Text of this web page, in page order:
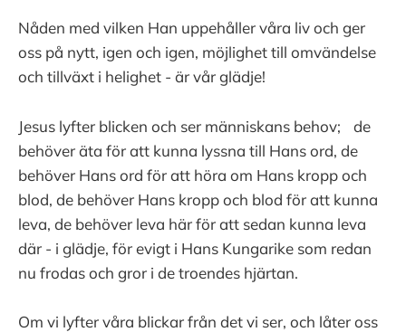
Nåden med vilken Han uppehåller våra liv och ger
oss på nytt, igen och igen, möjlighet till omvändelse
och tillväxt i helighet - är vår glädje!
Jesus lyfter blicken och ser människans behov; de
behöver äta för att kunna lyssna till Hans ord, de
behöver Hans ord för att höra om Hans kropp och
blod, de behöver Hans kropp och blod för att kunna
leva, de behöver leva här för att sedan kunna leva
där - i glädje, för evigt i Hans Kungarike som redan
nu frodas och gror i de troendes hjärtan.
Om vi lyfter våra blickar från det vi ser, och låter oss